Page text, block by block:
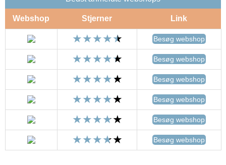
Webshop Stjerner Link
Besøg webshop
Besøg webshop
Besøg webshop
Besøg webshop
Besøg webshop
Besøg webshop